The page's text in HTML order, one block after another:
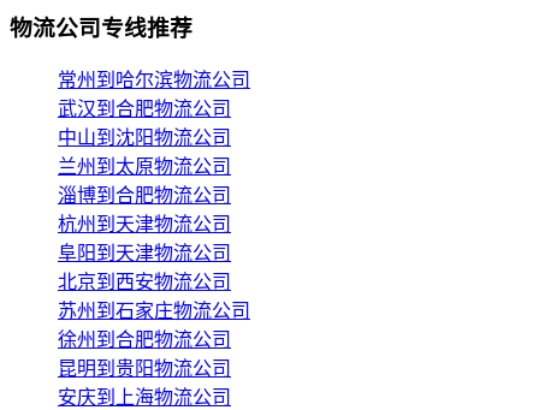
物流公司专线推荐
常州到哈尔滨物流公司
武汉到合肥物流公司
中山到沈阳物流公司
兰州到太原物流公司
淄博到合肥物流公司
杭州到天津物流公司
阜阳到天津物流公司
北京到西安物流公司
苏州到石家庄物流公司
徐州到合肥物流公司
昆明到贵阳物流公司
安庆到上海物流公司